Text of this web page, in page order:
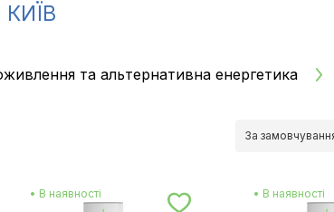
КИЇВ
та альтернативна енергетика
За
• В наявності • В наявності